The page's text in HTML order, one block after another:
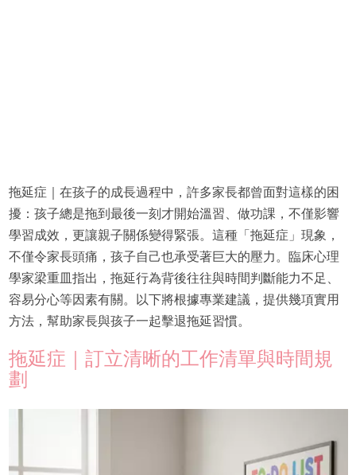
拖延症｜在孩子的成長過程中，許多家長都曾面對這樣的困
擾：孩子總是拖到最後一刻才開始溫習、做功課，不僅影響
學習成效，更讓親子關係變得緊張。這種「拖延症」現象，
不僅令家長頭痛，孩子自己也承受著巨大的壓力。臨床心理
學家梁重皿指出，拖延行為背後往往與時間判斷能力不足、
容易分心等因素有關。以下將根據專業建議，提供幾項實用
方法，幫助家長與孩子一起擊退拖延習慣。
拖延症｜訂立清晰的工作清單與時間規
劃